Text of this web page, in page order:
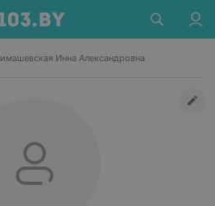
Инна Александровна